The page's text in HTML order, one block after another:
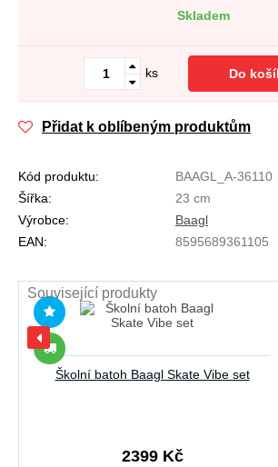
Skladem
ks Do
Přidat k oblíbeným produktům
Kód produktu:
BAAGL_A-36110
Šířka:
23 cm
Výrobce:
Baagl
EAN:
8595689361105
Související produkty
Školní batoh Baagl Skate Vibe set
2399 Kč